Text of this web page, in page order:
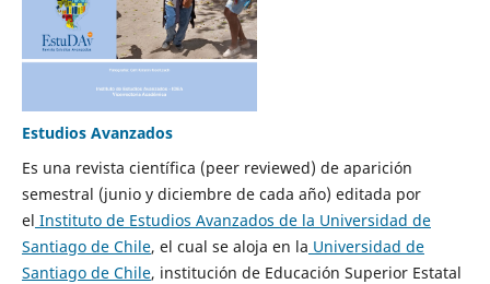
Estudios Avanzados
Es una revista científica (peer reviewed) de aparición
semestral (junio y diciembre de cada año) editada por
el Instituto de Estudios Avanzados de la Universidad de
Santiago de Chile, el cual se aloja en la Universidad de
Santiago de Chile, institución de Educación Superior Estatal